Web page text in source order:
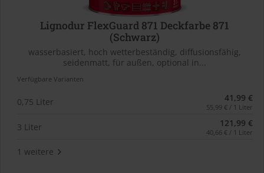
Lignodur FlexGuard 871 Deckfarbe 871
(Schwarz)
wasserbasiert, hoch wetterbeständig, diffusionsfähig,
seidenmatt, für außen, optional in...
Verfügbare Varianten
0,75 Liter 41,99 €
55,99 € / 1 Liter
3 Liter 121,99 €
40,66 € / 1 Liter
1 weitere